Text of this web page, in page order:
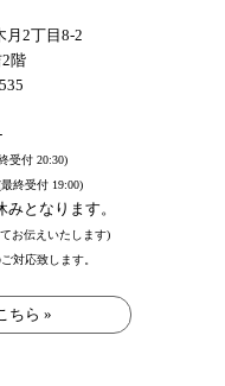
月2丁目8-2
階
受付 20:30)
終受付 19:00)
となります。
お伝えいたします)
対応致します。
ちら »